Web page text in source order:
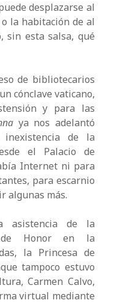
desplazarse al
o la habitación de al
sin esta salsa, qué
de bibliotecarios
cónclave vaticano,
y para las
ya nos adelantó
de la
el Palacio de
Internet ni para
para escarnio
algunas más.
asistencia de la
de Honor en la
la Princesa de
tampoco estuvo
Carmen Calvo,
virtual mediante